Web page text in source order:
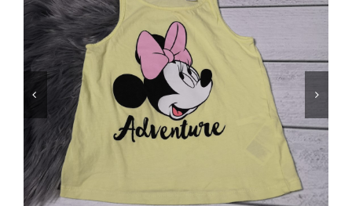
Jungen
Mädchen
Accesoires
Schuhe / Socken